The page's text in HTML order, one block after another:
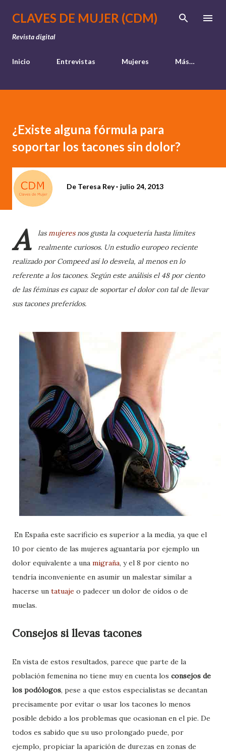
Ir al contenido principal
CLAVES DE MUJER (CDM)
Revista digital
Inicio Entrevistas Mujeres Más…
¿Existe alguna fórmula para
soportar los tacones sin dolor?
De Teresa Rey julio 24, 2013
A lasmujeresnos gusta la coquetería hasta límites
realmente curiosos. Un estudio europeo reciente
realizado por Compeed así lo desvela, al menos en lo
referente a los tacones. Según este análisis el 48 por ciento
de las féminas es capaz de soportar el dolor con tal de llevar
sus tacones preferidos.
En España este sacrificio es superior a la media, ya que el
10 por ciento de las mujeres aguantaría por ejemplo un
dolor equivalente a una migraña, y el 8 por ciento no
tendría inconveniente en asumir un malestar similar a
hacerse un tatuaje o padecer un dolor de oídos o de
muelas.
Consejos si llevas tacones
En vista de estos resultados, parece que parte de la
población femenina no tiene muy en cuenta los consejos de
los podólogos, pese a que estos especialistas se decantan
precisamente por evitar o usar los tacones lo menos
posible debido a los problemas que ocasionan en el pie. De
todos es sabido que su uso prolongado puede, por
ejemplo, propiciar la aparición de durezas en zonas de